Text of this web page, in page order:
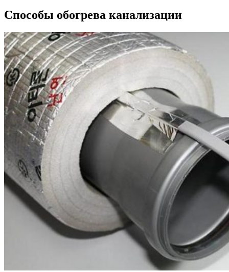
Способы обогрева канализации